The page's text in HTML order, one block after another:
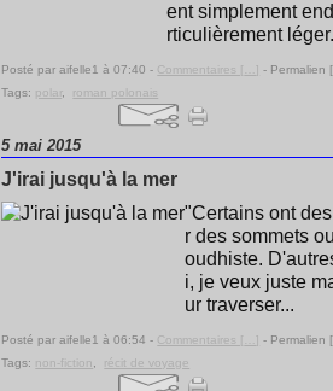
ent simplement
rticulièrement
Posté par aifelle1 à 07:40 - Commentaires [ ] - Permalien [
Tags: polar, roman polonais
5 mai 2015
J'irai jusqu'à la mer
"Certains ont
r des sommets
oudhiste.
i, je veux juste
ur traverser...
Posté par aifelle1 à 06:54 - Commentaires [ ] - Permalien [
Tags:
non-fiction récit de voyage